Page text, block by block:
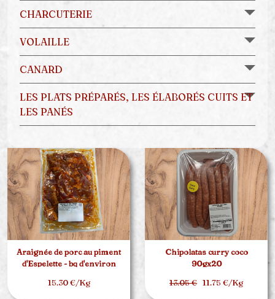
CHARCUTERIE
VOLAILLE
CANARD
LES PLATS PRÉPARÉS, LES ÉLABORÉS CUITS ET
LES PANÉS
Araignée de porc au piment
d'Espelette - bq d'environ
15.30 €/Kg
Chipolatas curry coco
90gx20
13.05 € 11.75 €/Kg